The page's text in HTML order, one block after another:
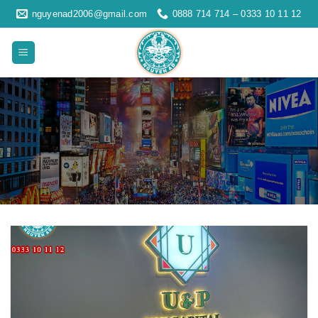
Skip
to
content
nguyenad2006@gmail.com 0888 714 714 – 0333 10 11 12